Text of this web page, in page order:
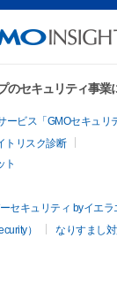
のセキュリティ事業
ビス「GMOセキュリ
トリスク診断
ト
セキュリティ byイエラ
）
なりすまし